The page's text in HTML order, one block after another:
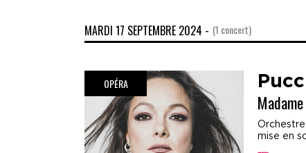
MARDI 17 SEPTEMBRE 2024 - (1 concert)
OPÉRA
Orchestre
mise en